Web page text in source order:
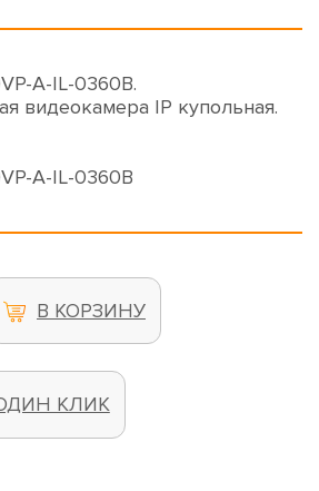
A-IL-0360B.
видеокамера IP купольная.
A-IL-0360B
В КОРЗИНУ
КЛИК